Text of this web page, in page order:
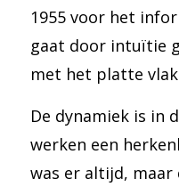
1955 voor het
gaat door intuïtie
met het platte
De dynamiek is in
werken een
was er altijd, maar